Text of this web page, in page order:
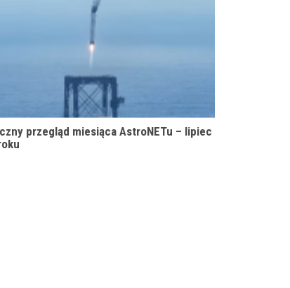
przegląd miesiąca AstroNETu – lipiec